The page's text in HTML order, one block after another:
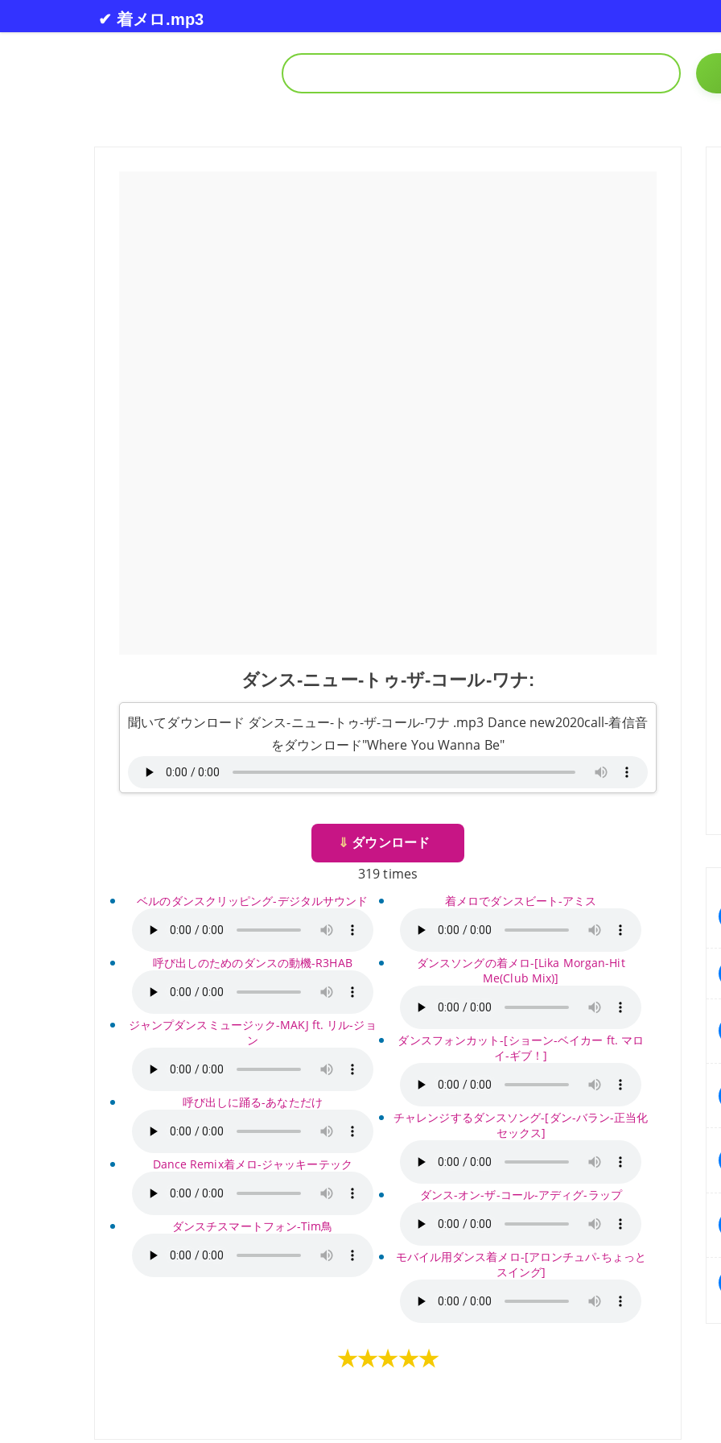
✔ 着メロ.mp3
ダンス-ニュー-トゥ-ザ-コール-ワナ:
聞いてダウンロード ダンス-ニュー-トゥ-ザ-コール-ワナ .mp3 Dance new2020call-着信音
をダウンロード"Where You Wanna Be"
⇓ ダウンロード
319 times
ベルのダンスクリッピング-デジタルサウンド
呼び出しのためのダンスの動機-R3HAB
ジャンプダンスミュージック-MAKJ ft. リル-ジョ
ン
呼び出しに踊る-あなただけ
Dance Remix着メロ-ジャッキーテック
ダンスチスマートフォン-Tim鳥
着メロでダンスビート-アミス
ダンスソングの着メロ-[Lika Morgan-Hit
Me(Club Mix)]
ダンスフォンカット-[ショーン-ベイカー ft. マロ
イ-ギブ！]
チャレンジするダンスソング-[ダン-バラン-正当化
セックス]
ダンス-オン-ザ-コール-アディグ-ラップ
モバイル用ダンス着メロ-[アロンチュパ-ちょっと
スイング]
★★★★★